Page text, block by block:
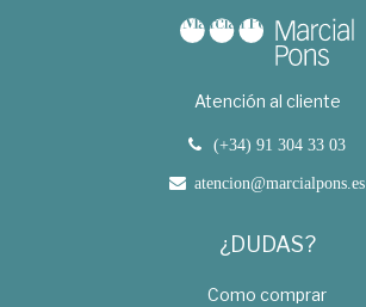
Atención al cliente
(+34) 91 304 33 03
atencion@marcialpons.es
¿DUDAS?
Como comprar